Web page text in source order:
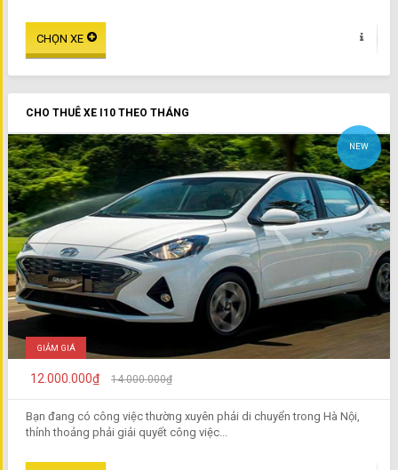
CHO THUÊ XE I10 THEO THÁNG
NEW
GIẢM GIÁ
12.000.000₫ 14.000.000₫
Bạn đang có công việc thường xuyên phải di chuyển trong Hà Nội,
thỉnh thoảng phải giải quyết công việc...